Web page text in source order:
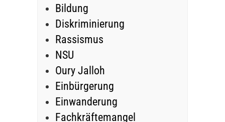
Bildung
Diskriminierung
Rassismus
NSU
Oury Jalloh
Einbürgerung
Einwanderung
Fachkräftemangel